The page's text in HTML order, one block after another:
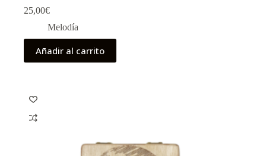
25,00€
Melodía
Añadir al carrito